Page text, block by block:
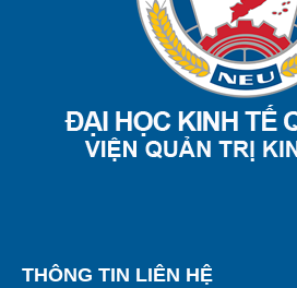
THÔNG TIN LIÊN HỆ